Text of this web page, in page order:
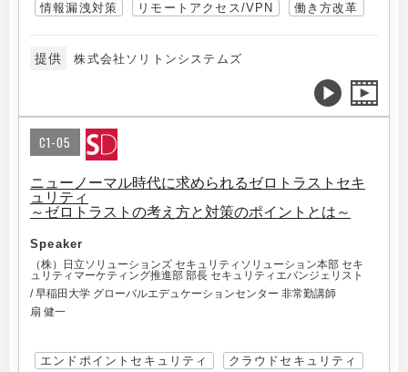
情報漏洩対策 リモートアクセス/VPN 働き方改革
提供 株式会社ソリトンシステムズ
C1-05
ニューノーマル時代に求められるゼロトラストセキ
ュリティ
～ゼロトラストの考え方と対策のポイントとは～
Speaker
（株）日立ソリューションズ セキュリティソリューション本部 セキ
ュリティマーケティング推進部 部長 セキュリティエバンジェリスト
/ 早稲田大学 グローバルエデュケーションセンター 非常勤講師
扇 健一
エンドポイントセキュリティ クラウドセキュリティ